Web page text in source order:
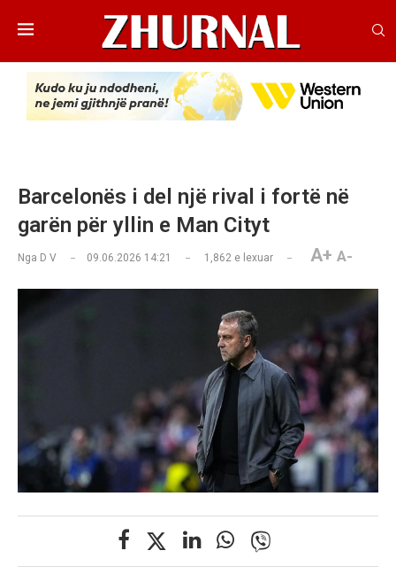
Barcelonës i del një rival i fortë në
garën për yllin e Man Cityt
Nga D V 09.06.2026 14:21 1,862 e lexuar A+ A-